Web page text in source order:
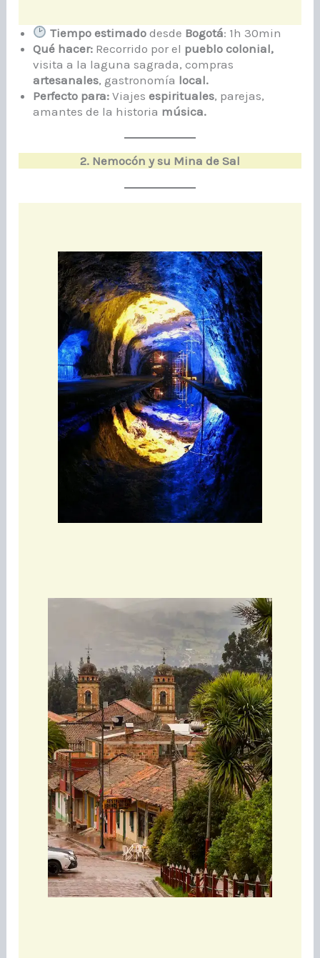
Tiempo estimadodesde Bogotá: 1h 30min
Qué hacer: Recorrido por el pueblo colonial,
visita a la laguna sagrada, compras
artesanales, gastronomía local.
Perfecto para: Viajesespirituales, parejas,
amantes de la historia música.
2. Nemocón y su Mina de Sal